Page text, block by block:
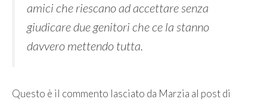
amici che riescano ad accettare senza
giudicare due genitori che ce la stanno
davvero mettendo tutta.
Questo è il commento lasciato da Marzia al post di